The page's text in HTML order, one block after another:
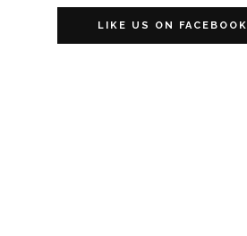
LIKE US ON FACEBOOK